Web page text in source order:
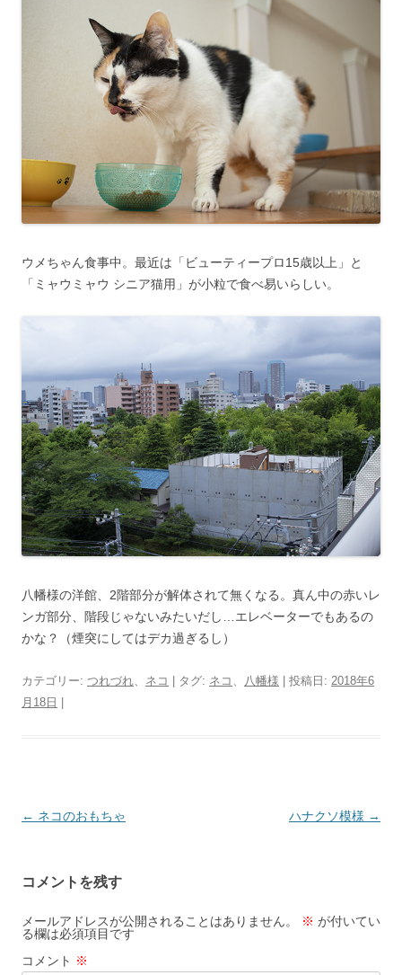
ウメちゃん食事中。最近は「ビューティープロ15歳以上」と
「ミャウミャウ シニア猫用」が小粒で食べ易いらしい。
八幡様の洋館、2階部分が解体されて無くなる。真ん中の赤いレ
ンガ部分、階段じゃないみたいだし…エレベーターでもあるの
かな？（煙突にしてはデカ過ぎるし）
カテゴリー: つれづれ ネコ | タグ: ネコ 八幡様 | 投稿日: 2018年6
月18日 |
投
ビ
ゲ
ー
シ
← ネコのおもちゃ ハナクソ模様 →
コメントを残す
メールアドレスが公開されることはありません。 ※ が付いてい
る欄は必須項目です
コメント ※